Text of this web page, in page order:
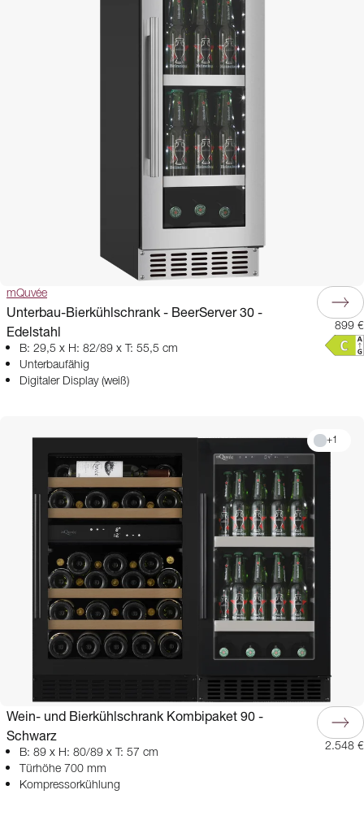
mQuvée
Unterbau-Bierkühlschrank - BeerServer 30 -
Edelstahl
B: 29,5 x H: 82/89 x T: 55,5 cm
Unterbaufähig
Digitaler Display (weiß)
899 €
+1
Wein- und Bierkühlschrank Kombipaket 90 -
Schwarz
B: 89 x H: 80/89 x T: 57 cm
Türhöhe 700 mm
Kompressorkühlung
2.548 €